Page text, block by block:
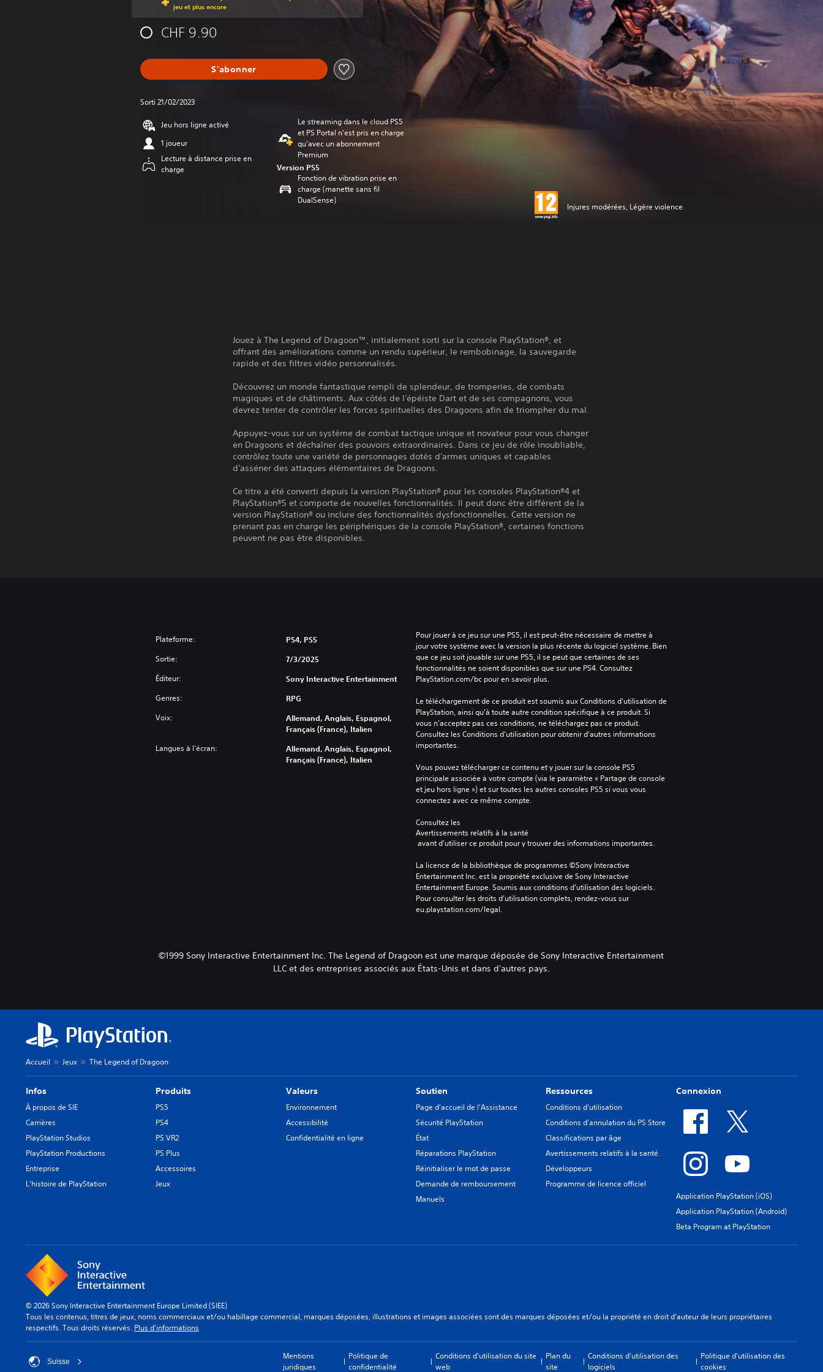
jeu et plus encore
CHF 9.90
S'abonner
Sorti 21/02/2023
Jeu hors ligne activé
1 joueur
Lecture à distance prise en
charge
Le streaming dans le cloud PS5
et PS Portal n'est pris en charge
qu'avec un abonnement
Premium
Version PS5
Fonction de vibration prise en
charge (manette sans fil
DualSense)
Injures modérées, Légère violence
Jouez à The Legend of Dragoon™, initialement sorti sur la console PlayStation®, et
offrant des améliorations comme un rendu supérieur, le rembobinage, la sauvegarde
rapide et des filtres vidéo personnalisés.
Découvrez un monde fantastique rempli de splendeur, de tromperies, de combats
magiques et de châtiments. Aux côtés de l'épéiste Dart et de ses compagnons, vous
devrez tenter de contrôler les forces spirituelles des Dragoons afin de triompher du mal.
Appuyez-vous sur un système de combat tactique unique et novateur pour vous changer
en Dragoons et déchaîner des pouvoirs extraordinaires. Dans ce jeu de rôle inoubliable,
contrôlez toute une variété de personnages dotés d'armes uniques et capables
d'asséner des attaques élémentaires de Dragoons.
Ce titre a été converti depuis la version PlayStation® pour les consoles PlayStation®4 et
PlayStation®5 et comporte de nouvelles fonctionnalités. Il peut donc être différent de la
version PlayStation® ou inclure des fonctionnalités dysfonctionnelles. Cette version ne
prenant pas en charge les périphériques de la console PlayStation®, certaines fonctions
peuvent ne pas être disponibles.
Plateforme: PS4, PS5
Sortie: 7/3/2025
Éditeur: Sony Interactive Entertainment
Genres: RPG
Voix:
Allemand, Anglais, Espagnol,
Français (France), Italien
Langues à l'écran:
Allemand, Anglais, Espagnol,
Français (France), Italien
Pour jouer à ce jeu sur une PS5, il est peut-être nécessaire de mettre à
jour votre système avec la version la plus récente du logiciel système. Bien
que ce jeu soit jouable sur une PS5, il se peut que certaines de ses
fonctionnalités ne soient disponibles que sur une PS4. Consultez
PlayStation.com/bc pour en savoir plus.
Le téléchargement de ce produit est soumis aux Conditions d'utilisation de
PlayStation, ainsi qu'à toute autre condition spécifique à ce produit. Si
vous n'acceptez pas ces conditions, ne téléchargez pas ce produit.
Consultez les Conditions d'utilisation pour obtenir d'autres informations
importantes.
Vous pouvez télécharger ce contenu et y jouer sur la console PS5
principale associée à votre compte (via le paramètre « Partage de console
et jeu hors ligne ») et sur toutes les autres consoles PS5 si vous vous
connectez avec ce même compte.
Consultez les
Avertissements relatifs à la santé
avant d'utiliser ce produit pour y trouver des informations importantes.
La licence de la bibliothèque de programmes ©Sony Interactive
Entertainment Inc. est la propriété exclusive de Sony Interactive
Entertainment Europe. Soumis aux conditions d’utilisation des logiciels.
Pour consulter les droits d’utilisation complets, rendez-vous sur
eu.playstation.com/legal.
©1999 Sony Interactive Entertainment Inc. The Legend of Dragoon est une marque déposée de Sony Interactive Entertainment
LLC et des entreprises associés aux États-Unis et dans d'autres pays.
Accueil Jeux The Legend of Dragoon
Infos
À propos de SIE
Carrières
PlayStation Studios
PlayStation Productions
Entreprise
L'histoire de PlayStation
Produits
PS5
PS4
PS VR2
PS Plus
Accessoires
Jeux
Valeurs
Environnement
Accessibilité
Confidentialité en ligne
Soutien
Page d'accueil de l'Assistance
Sécurité PlayStation
État
Réparations PlayStation
Réinitialiser le mot de passe
Demande de remboursement
Manuels
Ressources
Conditions d'utilisation
Conditions d'annulation du PS Store
Classifications par âge
Avertissements relatifs à la santé
Développeurs
Programme de licence officiel
Connexion
Application PlayStation (iOS)
Application PlayStation (Android)
Beta Program at PlayStation
© 2026 Sony Interactive Entertainment Europe Limited (SIEE)
Tous les contenus, titres de jeux, noms commerciaux et/ou habillage commercial, marques déposées, illustrations et images associées sont des marques déposées et/ou la propriété en droit d'auteur de leurs propriétaires
respectifs. Tous droits réservés. Plus d'informations
Suisse
Mentions
juridiques
Politique de
confidentialité
Conditions d'utilisation du site
web
Plan du
site
Conditions d'utilisation des
logiciels
Politique d'utilisation des
cookies